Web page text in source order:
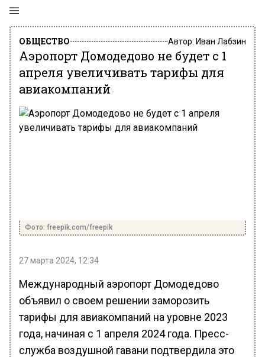
ОБЩЕСТВО Автор: Иван Лабзин
Аэропорт Домодедово не будет с 1
апреля увеличивать тарифы для
авиакомпаний
Фото: freepik.com/freepik
27 марта 2024, 12:34
Международный аэропорт Домодедово
объявил о своем решении заморозить
тарифы для авиакомпаний на уровне 2023
года, начиная с 1 апреля 2024 года. Пресс-
служба воздушной гавани подтвердила это